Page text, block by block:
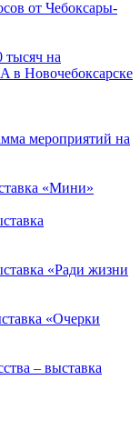
от Чебоксары-
тысяч на
в Новочебоксарске
мероприятий на
«Мини»
«Ради жизни
«Очерки
– выставка